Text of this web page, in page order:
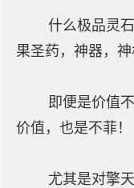
什么极品灵石
果圣药，神器，
即便是价值不
价值，也是不菲！
尤其是对擎天